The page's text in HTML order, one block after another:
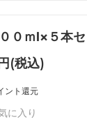
０ｍl×５本セ
(税込)
ント還元
に入り